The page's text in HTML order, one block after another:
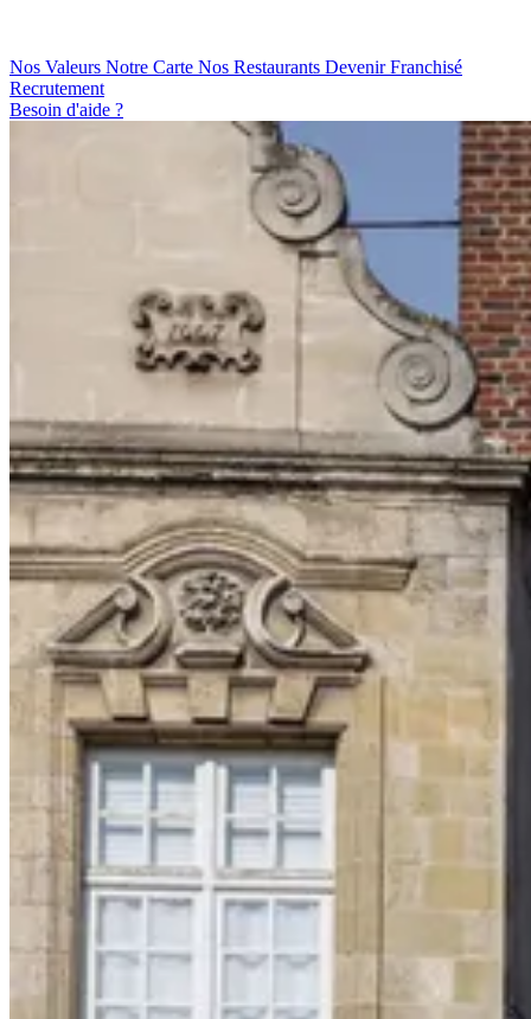
Nos Valeurs Notre Carte Nos Restaurants Devenir Franchisé
Recrutement
Besoin d'aide ?